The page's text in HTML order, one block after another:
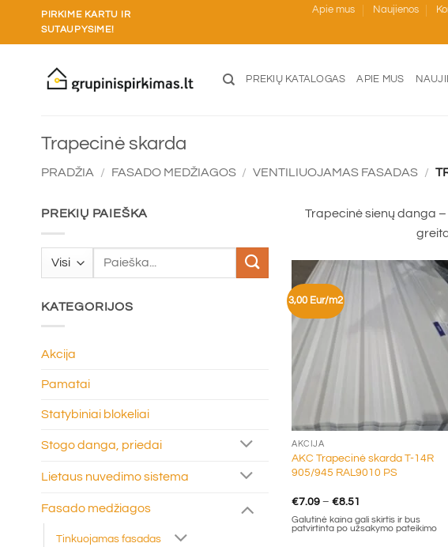
content
PIRKIME KARTU IR
SUTAUPYSIME!
Apie mus Naujienos
PREKIŲ KATALOGAS APIE MUS
Trapecinė skarda
PRADŽIA / FASADO MEDŽIAGOS / VENTILIUOJAMAS FASADAS /
PREKIŲ PAIEŠKA
Ieškoti:
KATEGORIJOS
Akcija
Pamatai
Statybiniai blokeliai
Stogo danga, priedai
Lietaus nuvedimo sistema
Fasado medžiagos
Tinkuojamas fasadas
Trapecinė sienų danga
3,00 Eur/m2
AKCIJA
AKC Trapecinė skarda T-14R
905/945 RAL9010 PS
€7.09 – €8.51
€7.09
through
Galutinė kaina gali skirtis ir bus
patvirtinta po užsakymo pateikimo